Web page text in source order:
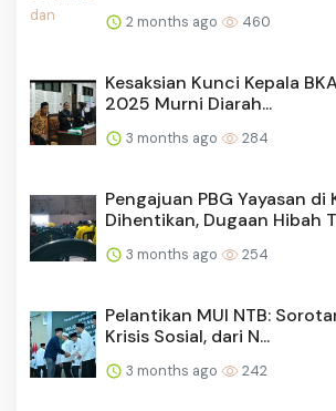
2 months ago 460
Kesaksian Kunci Kepala
2025 Murni Diarah...
3 months ago 284
Pengajuan PBG Yayasan di
Dihentikan, Dugaan Hibah
3 months ago 254
Pelantikan MUI NTB:
Krisis Sosial, dari N...
3 months ago 242